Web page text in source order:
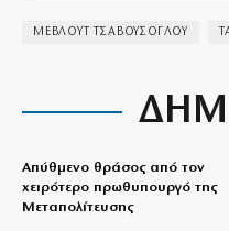
ΜΕΒΛΟΥΤ ΤΣΑΒΟΥΣΟΓΛΟΥ
Απύθμενο θράσος από τον
χειρότερο πρωθυπουργό της
Μεταπολίτευσης